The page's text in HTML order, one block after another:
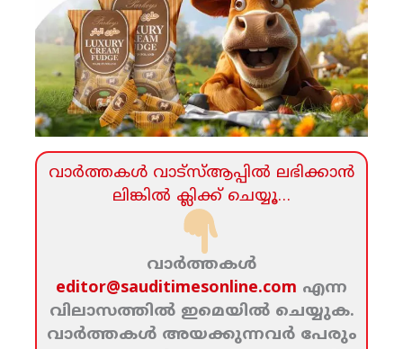
വാര്‍ത്തകള്‍ വാട്‌സ്‌ആപ്പില്‍ ലഭിക്കാന്‍
ലിങ്കില്‍ ക്ലിക്ക്‌ ചെയ്യൂ…
വാര്‍ത്തകള്‍
editor@sauditimesonline.com എന്ന
വിലാസത്തില്‍ ഇമെയില്‍ ചെയ്യുക.
വാര്‍ത്തകള്‍ അയക്കുന്നവര്‍ പേരും